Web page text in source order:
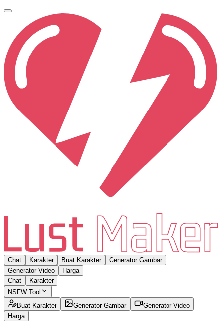
Chat Karakter Buat Karakter
Generator Gambar
Generator Video
Harga
Chat
Karakter
NSFW Tool
Buat Karakter
Generator Gambar
Generator Video
Harga